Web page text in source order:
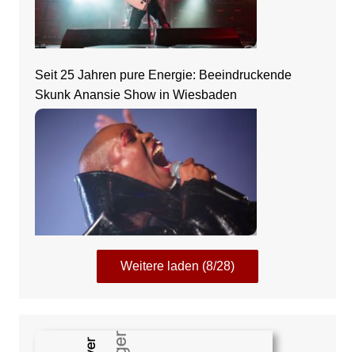
Seit 25 Jahren pure Energie: Beeindruckende
Skunk Anansie Show in Wiesbaden
Weitere laden (8/28)